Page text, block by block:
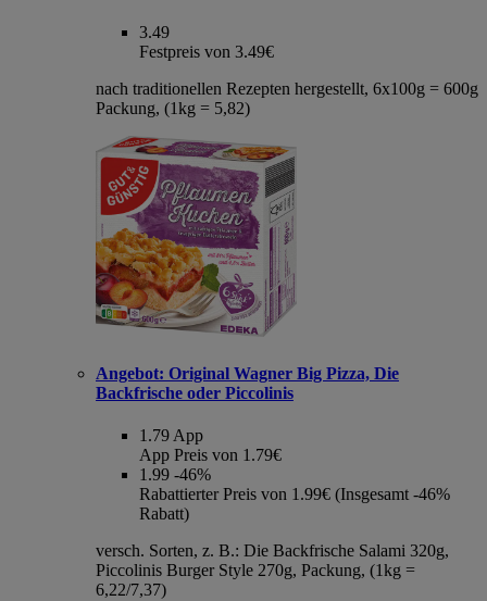
3.49
Festpreis von 3.49€
nach traditionellen Rezepten hergestellt, 6x100g = 600g
Packung, (1kg = 5,82)
Angebot: Original Wagner Big Pizza, Die
Backfrische oder Piccolinis
1.79App
App Preis von 1.79€
1.99 -46%
Rabattierter Preis von 1.99€ (Insgesamt -46%
Rabatt)
versch. Sorten, z. B.: Die Backfrische Salami 320g,
Piccolinis Burger Style 270g, Packung, (1kg =
6,22/7,37)